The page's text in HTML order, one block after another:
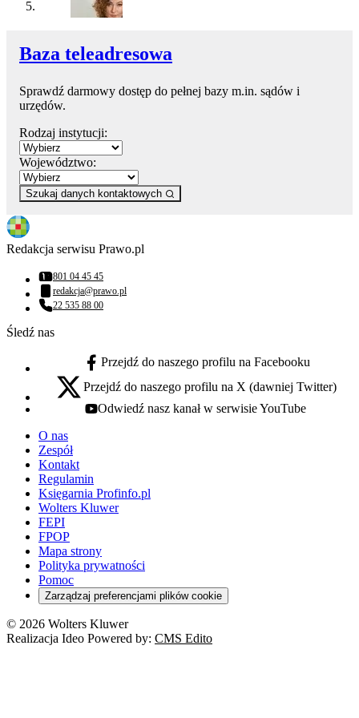
Baza teleadresowa
Sprawdź darmowy dostęp do pełnej bazy m.in. sądów i
urzędów.
Rodzaj instytucji:
Województwo:
Szukaj danych kontaktowych
Redakcja serwisu Prawo.pl
Numer telefonu:
801 04 45 45
Adres email:
redakcja@prawo.pl
Numer telefonu:
22 535 88 00
Śledź nas
facebook - otwiera się w nowej karcie
Przejdź do naszego profilu na Facebooku
x - otwiera się w nowej karcie
Przejdź do naszego profilu na X (dawniej Twitter)
youtube - otwiera się w nowej karcie
Odwiedź nasz kanał w serwisie YouTube
O nas
Zespół
Kontakt
Regulamin
Księgarnia Profinfo.pl
Wolters Kluwer
FEPI
FPOP
Mapa strony
Polityka prywatności
Pomoc
Zarządzaj preferencjami plików cookie
© 2026 Wolters Kluwer
Realizacja Ideo Powered by: CMS Edito